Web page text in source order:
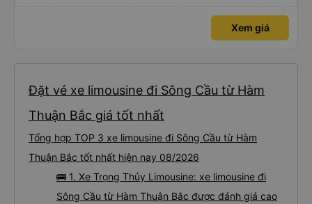
Xem giá
Đặt vé xe limousine đi Sông Cầu từ Hàm
Thuận Bắc giá tốt nhất
Tổng hợp TOP 3 xe limousine đi Sông Cầu từ Hàm
Thuận Bắc tốt nhất hiện nay 08/2026
🚌 1. Xe Trọng Thủy Limousine: xe limousine đi
Sông Cầu từ Hàm Thuận Bắc được đánh giá cao